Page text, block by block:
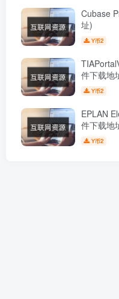
Cubase
址)
Y币2
件下载地
Y币2
EPLAN
件下载地
Y币2